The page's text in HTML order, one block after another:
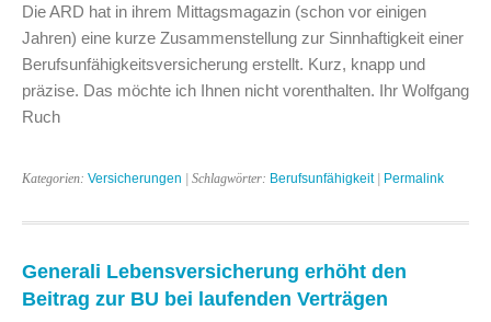
Die ARD hat in ihrem Mittagsmagazin (schon vor einigen
Jahren) eine kurze Zusammenstellung zur Sinnhaftigkeit einer
Berufsunfähigkeitsversicherung erstellt. Kurz, knapp und
präzise. Das möchte ich Ihnen nicht vorenthalten. Ihr Wolfgang
Ruch
Kategorien: Versicherungen | Schlagwörter: Berufsunfähigkeit| Permalink
Generali Lebensversicherung erhöht den
Beitrag zur BU bei laufenden Verträgen